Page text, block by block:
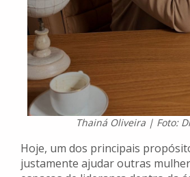
Thainá Oliveira | Foto:
Hoje, um dos principais
justamente ajudar outras